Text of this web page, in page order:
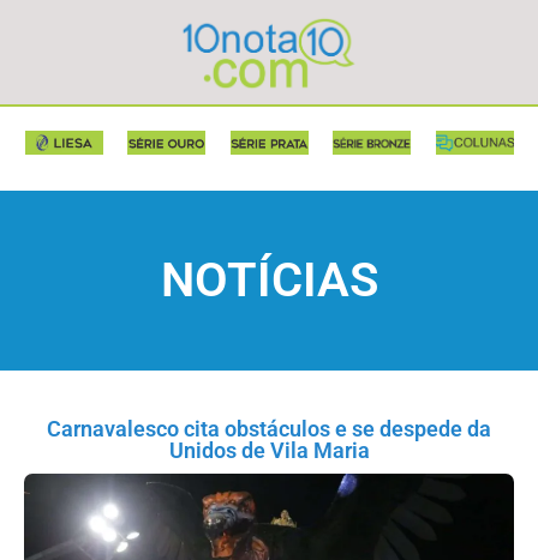
NOTÍCIAS
Carnavalesco cita obstáculos e se despede da
Unidos de Vila Maria